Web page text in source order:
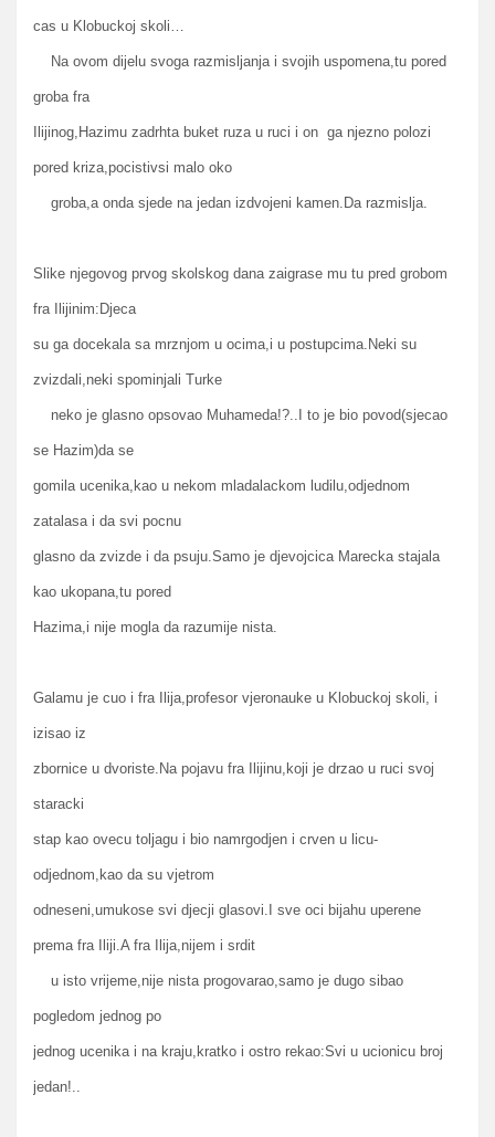
cas u Klobuckoj skoli…
Na ovom dijelu svoga razmisljanja i svojih uspomena,tu pored
groba fra
Ilijinog,Hazimu zadrhta buket ruza u ruci i on ga njezno polozi
pored kriza,pocistivsi malo oko
groba,a onda sjede na jedan izdvojeni kamen.Da razmislja.
Slike njegovog prvog skolskog dana zaigrase mu tu pred grobom
fra Ilijinim:Djeca
su ga docekala sa mrznjom u ocima,i u postupcima.Neki su
zvizdali,neki spominjali Turke
neko je glasno opsovao Muhameda!?..I to je bio povod(sjecao
se Hazim)da se
gomila ucenika,kao u nekom mladalackom ludilu,odjednom
zatalasa i da svi pocnu
glasno da zvizde i da psuju.Samo je djevojcica Marecka stajala
kao ukopana,tu pored
Hazima,i nije mogla da razumije nista.
Galamu je cuo i fra Ilija,profesor vjeronauke u Klobuckoj skoli, i
izisao iz
zbornice u dvoriste.Na pojavu fra Ilijinu,koji je drzao u ruci svoj
staracki
stap kao ovecu toljagu i bio namrgodjen i crven u licu-
odjednom,kao da su vjetrom
odneseni,umukose svi djecji glasovi.I sve oci bijahu uperene
prema fra Iliji.A fra Ilija,nijem i srdit
u isto vrijeme,nije nista progovarao,samo je dugo sibao
pogledom jednog po
jednog ucenika i na kraju,kratko i ostro rekao:Svi u ucionicu broj
jedan!..